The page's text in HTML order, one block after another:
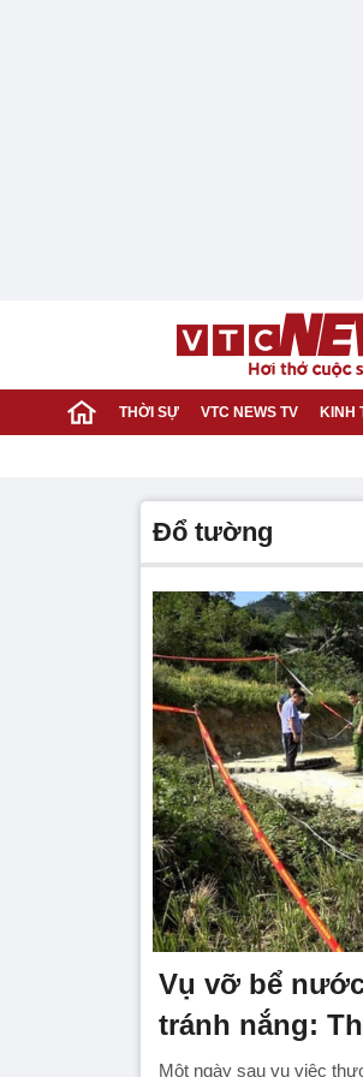
THỜI SỰ VTC NEWS TV KINH
đổ tường
Vụ vỡ bể
tránh nắng:
Một ngày sau vụ việc